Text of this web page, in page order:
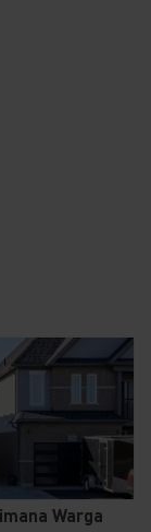
Warga